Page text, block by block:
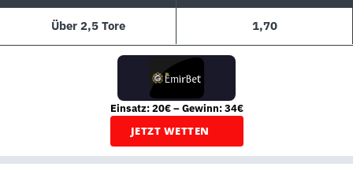
Über 2,5 Tore 1,70
Einsatz: 20€ – Gewinn: 34€
JETZT WETTEN